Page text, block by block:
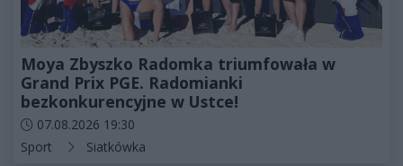
Moya Zbyszko Radomka triumfowała w
Grand Prix PGE. Radomianki
bezkonkurencyjne w Ustce!
Data dodania artykułu:
07.08.2026 19:30
Kategorie artykułu:
Sport Siatkówka